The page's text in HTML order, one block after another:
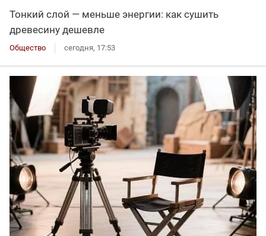
Тонкий слой — меньше энергии: как сушить
древесину дешевле
Общество сегодня, 17:53